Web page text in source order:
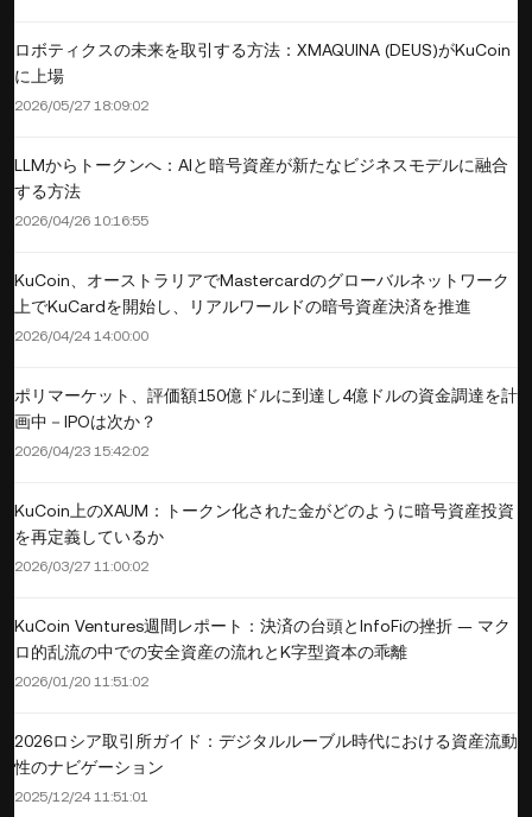
ロボティクスの未来を取引する方法：XMAQUINA (DEUS)がKuCoin
に上場
2026/05/27 18:09:02
LLMからトークンへ：AIと暗号資産が新たなビジネスモデルに融合
する方法
2026/04/26 10:16:55
KuCoin、オーストラリアでMastercardのグローバルネットワーク
上でKuCardを開始し、リアルワールドの暗号資産決済を推進
2026/04/24 14:00:00
ポリマーケット、評価額150億ドルに到達し4億ドルの資金調達を計
画中－IPOは次か？
2026/04/23 15:42:02
KuCoin上のXAUM：トークン化された金がどのように暗号資産投資
を再定義しているか
2026/03/27 11:00:02
KuCoin Ventures週間レポート：決済の台頭とInfoFiの挫折 — マク
ロ的乱流の中での安全資産の流れとK字型資本の乖離
2026/01/20 11:51:02
2026ロシア取引所ガイド：デジタルルーブル時代における資産流動
性のナビゲーション
2025/12/24 11:51:01